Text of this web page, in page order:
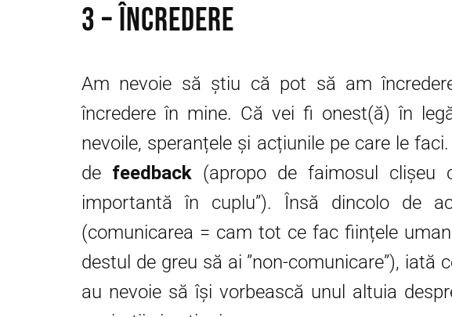
3 – Încredere
Am nevoie să știu că pot să am
încredere în mine. Că vei fi onest(ă) în
nevoile, speranțele și acțiunile pe care le
de feedback (apropo de faimosul clișeu
importantă în cuplu”). Însă dincolo de
(comunicarea = cam tot ce fac ființele
destul de greu să ai ”non-comunicare”), iată
au nevoie să își vorbească unul altuia